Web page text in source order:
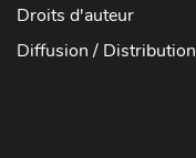
Droits d'auteur
Diffusion / Distribution